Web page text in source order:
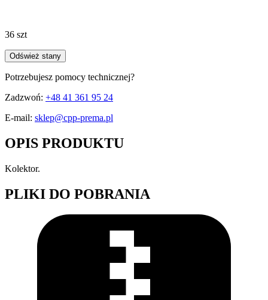
36 szt
Odśwież stany
Potrzebujesz pomocy technicznej?
Zadzwoń: +48 41 361 95 24
E-mail: sklep@cpp-prema.pl
OPIS PRODUKTU
Kolektor.
PLIKI DO POBRANIA